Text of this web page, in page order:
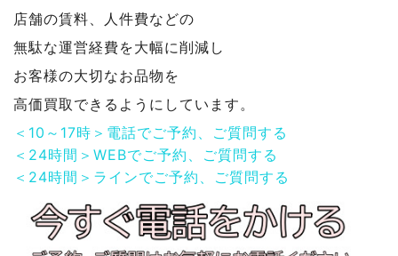
店舗の賃料、人件費などの
無駄な運営経費を大幅に削減し
お客様の大切なお品物を
高価買取できるようにしています。
＜10～17時＞電話でご予約、ご質問する
＜24時間＞WEBでご予約、ご質問する
＜24時間＞ラインでご予約、ご質問する